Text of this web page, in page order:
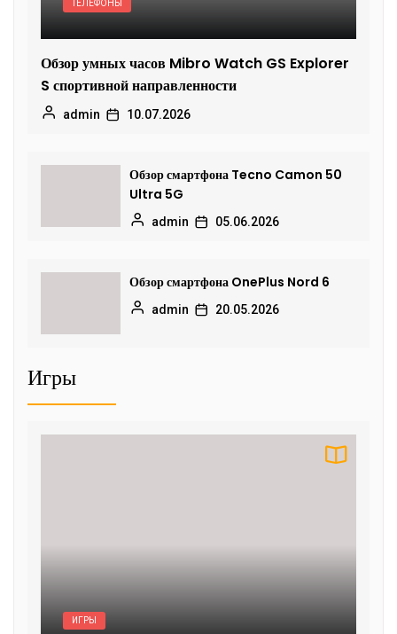
ТЕЛЕФОНЫ
Обзор умных часов Mibro Watch GS Explorer
S спортивной направленности
admin 10.07.2026
Обзор смартфона Tecno Camon 50
Ultra 5G
admin 05.06.2026
Обзор смартфона OnePlus Nord 6
admin 20.05.2026
Игры
ИГРЫ